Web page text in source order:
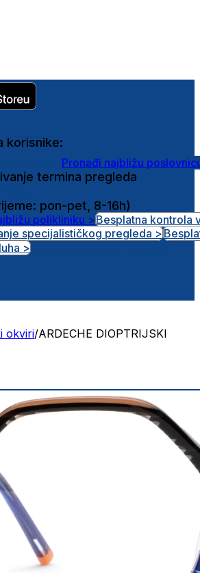
korisnike:
Pronađi najbližu
termina pregleda
pon-pet, 8-16h)
polikliniku >Besplatna kontrola
specijalističkog pregleda >
>
okviri/ARDECHE DIOPTRIJSKI